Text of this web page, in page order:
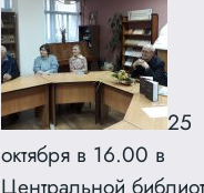
25
октября в 16.00 в
Центральной